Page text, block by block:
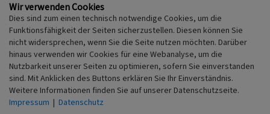
Literatur
Coenen, Manfred (2006) 90 Jahre Hauptwerkstätte
Grefrath 1916-2006. (Jahrbuch des Frechener
Geschichtsvereins e.V..) S. 5-32. Frechen.
Schüler, Volker (2007) Die Brikettfabrik Grefrath
1899-1944. (Jahrbuch des Frechener
Wir verwenden Cookies
Dies sind zum einen technisch notwendige Cookies, um die
Funktionsfähigkeit der Seiten sicherzustellen. Diesen können Sie
nicht widersprechen, wenn Sie die Seite nutzen möchten. Darüber
hinaus verwenden wir Cookies für eine Webanalyse, um die
Nutzbarkeit unserer Seiten zu optimieren, sofern Sie einverstanden
sind. Mit Anklicken des Buttons erklären Sie Ihr Einverständnis.
Weitere Informationen finden Sie auf unserer Datenschutzseite.
Impressum | Datenschutz